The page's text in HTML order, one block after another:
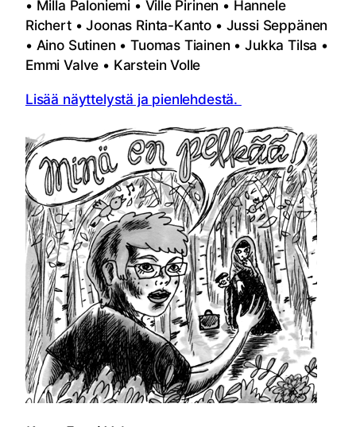
• Milla Paloniemi • Ville Pirinen • Hannele
Richert • Joonas Rinta-Kanto • Jussi Seppänen
• Aino Sutinen • Tuomas Tiainen • Jukka Tilsa •
Emmi Valve • Karstein Volle
Lisää näyttelystä ja pienlehdestä.